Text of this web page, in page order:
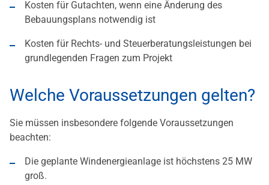
Kosten für Gutachten, wenn eine Änderung des
Bebauungsplans notwendig ist
Kosten für Rechts- und Steuerberatungsleistungen bei
grundlegenden Fragen zum Projekt
Welche Voraussetzungen gelten?
Sie müssen insbesondere folgende Voraussetzungen
beachten:
Die geplante Windenergieanlage ist höchstens 25 MW
groß.